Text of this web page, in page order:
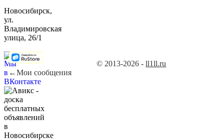
Новосибирск,
ул.
Владимировская
улица, 26/1
© 2013-2026 -ll1ll.ru
←Мои сообщения